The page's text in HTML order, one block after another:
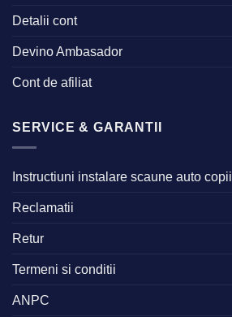
Detalii cont
Devino Ambasador
Cont de afiliat
SERVICE & GARANTII
Instructiuni instalare scaune auto copii
Reclamatii
Retur
Termeni si conditii
ANPC